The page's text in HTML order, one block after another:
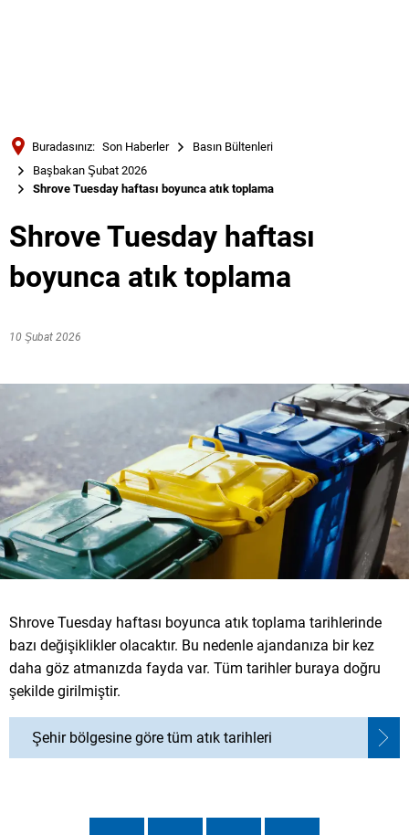
Български
Русский
Buradasınız: Son Haberler
Basın Bültenleri
Başbakan Şubat 2026
Shrove Tuesday haftası boyunca atık toplama
Shrove Tuesday haftası
boyunca atık toplama
10 Şubat 2026
Shrove Tuesday haftası boyunca atık toplama tarihlerinde
bazı değişiklikler olacaktır. Bu nedenle ajandanıza bir kez
daha göz atmanızda fayda var. Tüm tarihler buraya doğru
şekilde girilmiştir.
Şehir bölgesine göre tüm atık tarihleri